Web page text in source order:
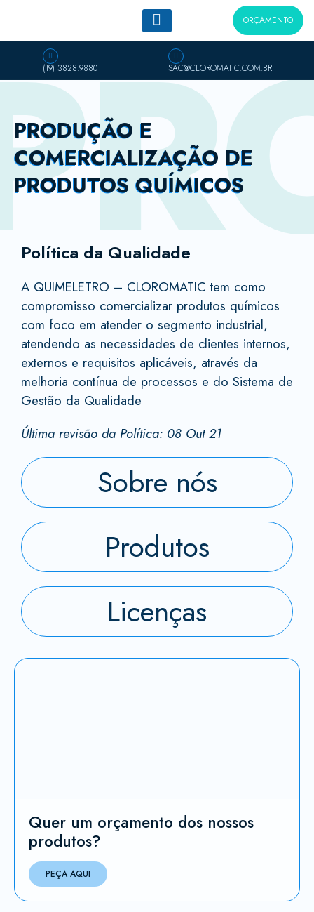
o
ORÇAMENTO
(19) 3828.9880 SAC@CLOROMATIC.COM.BR
PRODUÇÃO E
COMERCIALIZAÇÃO DE
PRODUTOS QUÍMICOS
Política da Qualidade
A QUIMELETRO – CLOROMATIC tem como
compromisso comercializar produtos químicos
com foco em atender o segmento industrial,
atendendo as necessidades de clientes internos,
externos e requisitos aplicáveis, através da
melhoria contínua de processos e do Sistema de
Gestão da Qualidade
Última revisão da Política: 08 Out 21
Sobre nós
Produtos
Licenças
Quer um orçamento dos nossos
produtos?
PEÇA AQUI